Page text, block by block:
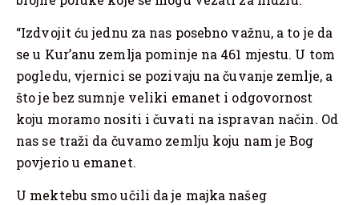
“Izdvojit ću jednu za nas posebno važnu, a to je da
se u Kur’anu zemlja pominje na 461 mjestu. U tom
pogledu, vjernici se pozivaju na čuvanje zemlje, a
što je bez sumnje veliki emanet i odgovornost
koju moramo nositi i čuvati na ispravan način. Od
nas se traži da čuvamo zemlju koju nam je Bog
povjerio u emanet.
U mektebu smo učili da je majka našeg